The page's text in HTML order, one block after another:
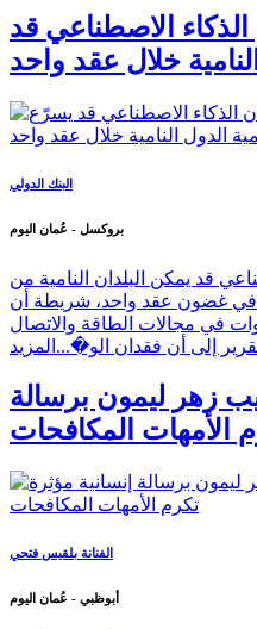
الذكاء الاصطناعي قد
خلال عقد واحد
البنك الدولي
بروكسل - عُمان اليوم
قد يمكن البلدان النامية من
في غضون عقد واحد، شريطة أن
في مجالات الطاقة والاتصال
إلى أن فقدان الو�... المزيد
زهر ليمون برسالة
الأمهات المكافحات
الفنانة بلقيس فتحي
أبوظبي - عُمان اليوم